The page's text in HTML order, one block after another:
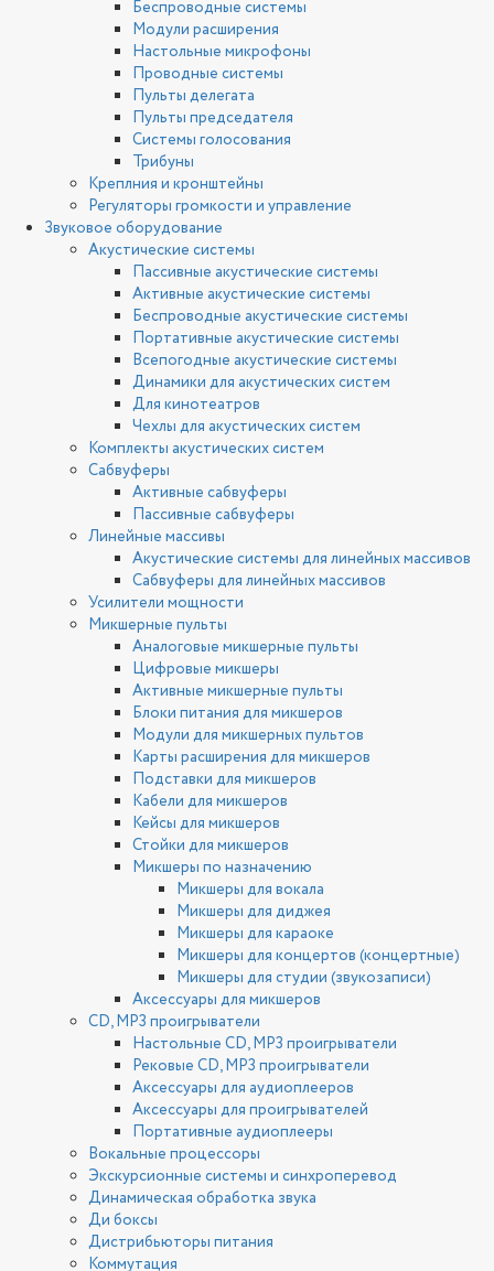
Беспроводные системы
Модули расширения
Настольные микрофоны
Проводные системы
Пульты делегата
Пульты председателя
Системы голосования
Трибуны
Креплния и кронштейны
Регуляторы громкости и управление
Звуковое оборудование
Акустические системы
Пассивные акустические системы
Активные акустические системы
Беспроводные акустические системы
Портативные акустические системы
Всепогодные акустические системы
Динамики для акустических систем
Для кинотеатров
Чехлы для акустических систем
Комплекты акустических систем
Сабвуферы
Активные сабвуферы
Пассивные сабвуферы
Линейные массивы
Акустические системы для линейных массивов
Сабвуферы для линейных массивов
Усилители мощности
Микшерные пульты
Аналоговые микшерные пульты
Цифровые микшеры
Активные микшерные пульты
Блоки питания для микшеров
Модули для микшерных пультов
Карты расширения для микшеров
Подставки для микшеров
Кабели для микшеров
Кейсы для микшеров
Стойки для микшеров
Микшеры по назначению
Микшеры для вокала
Микшеры для диджея
Микшеры для караоке
Микшеры для концертов (концертные)
Микшеры для студии (звукозаписи)
Аксессуары для микшеров
CD, MP3 проигрыватели
Настольные CD, MP3 проигрыватели
Рековые CD, MP3 проигрыватели
Аксессуары для аудиоплееров
Аксессуары для проигрывателей
Портативные аудиоплееры
Вокальные процессоры
Экскурсионные системы и синхроперевод
Динамическая обработка звука
Ди боксы
Дистрибьюторы питания
Коммутация